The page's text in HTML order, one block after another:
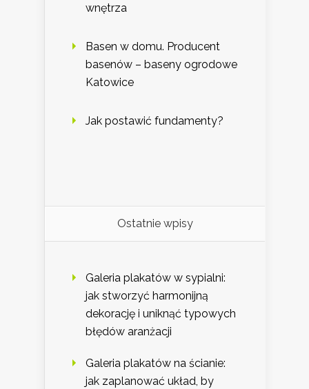
wnętrza
Basen w domu. Producent
basenów – baseny ogrodowe
Katowice
Jak postawić fundamenty?
Ostatnie wpisy
Galeria plakatów w sypialni:
jak stworzyć harmonijną
dekorację i uniknąć typowych
błędów aranżacji
Galeria plakatów na ścianie:
jak zaplanować układ, by